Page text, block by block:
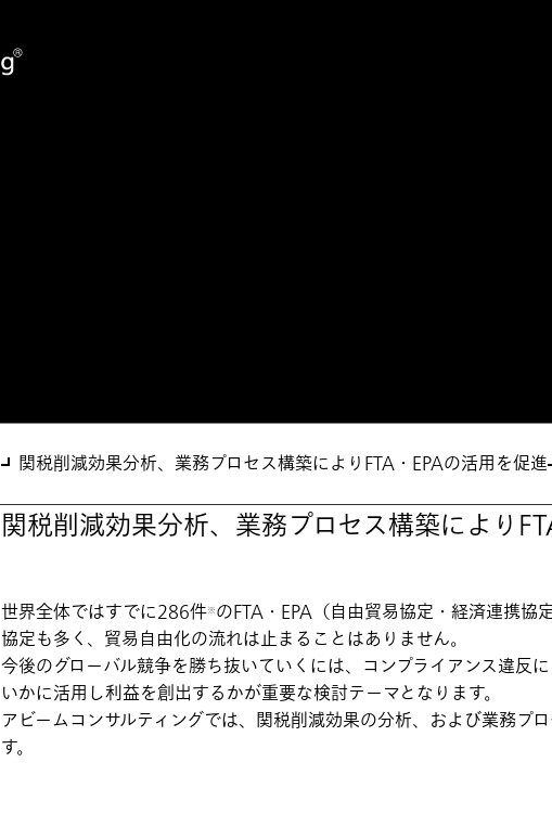
関税削減効果分析、業務プロセス構築によりFTA・EPAの活用を促進
関税削減効果分析、業務プロセス構築により
世界全体ではすでに286件※のFTA・EPA（自由貿易協定・経済連携
協定も多く、貿易自由化の流れは止まることはありません。
今後のグローバル競争を勝ち抜いていくには、コンプライアンス違反
いかに活用し利益を創出するかが重要な検討テーマとなります。
アビームコンサルティングでは、関税削減効果の分析、および業務プ
す。